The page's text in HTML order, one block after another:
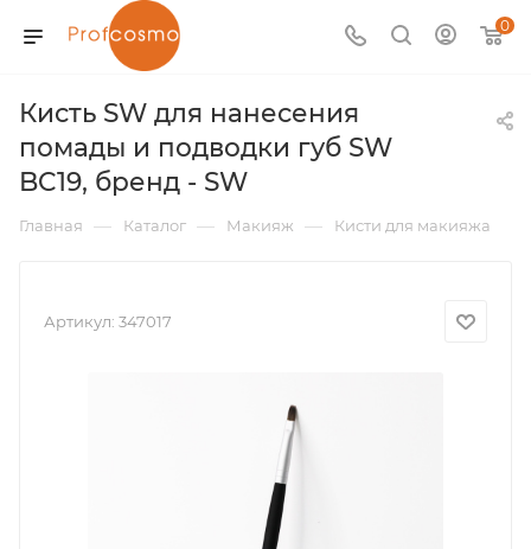
0
Кисть SW для нанесения
помады и подводки губ SW
BC19, бренд - SW
Главная — Каталог — Макияж — Кисти для макияжа
Артикул: 347017